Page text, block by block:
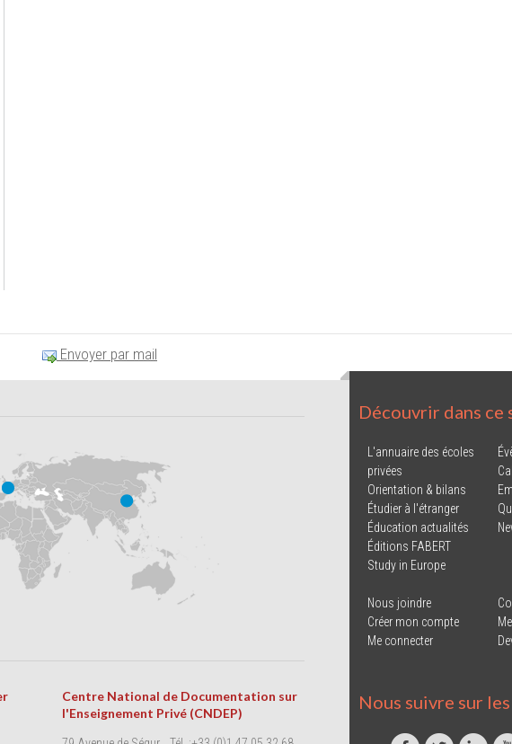
Envoyer par mail
Centre National de Documentation sur
l'Enseignement Privé (CNDEP)
Découvrir dans ce
L'annuaire des écoles
privées
Orientation & bilans
Étudier à l'étranger
Éducation actualités
Éditions FABERT
Study in Europe
Nous joindre
Créer mon compte
Me connecter
Nous suivre sur